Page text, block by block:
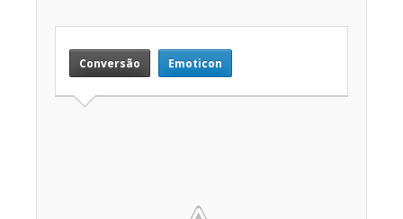
Conversão Emoticon